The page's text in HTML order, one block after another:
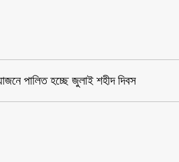
পালিত হচ্ছে জুলাই শহীদ দিবস